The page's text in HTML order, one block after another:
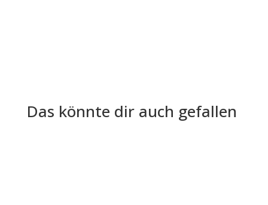
Das könnte dir auch gefallen